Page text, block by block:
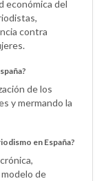
económica del
contra
de los
y mermando la
en España?
de